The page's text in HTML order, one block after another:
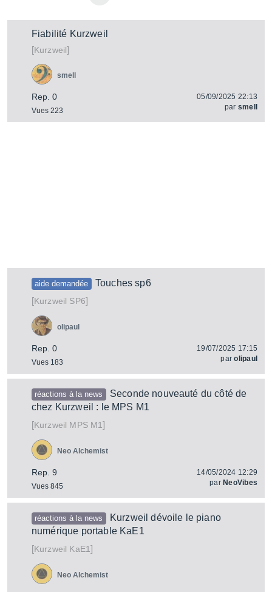
Fiabilité Kurzweil
[Kurzweil]
Rep. 0
Vues 223
smell
05/09/2025 22:13
par smell
aide demandée
Touches sp6
[Kurzweil SP6]
Rep. 0
Vues 183
olipaul
19/07/2025 17:15
parolipaul
réactions à la news
Seconde nouveauté du côté de
chez Kurzweil : le MPS M1
[Kurzweil MPS M1]
Rep. 9
Vues 845
Neo Alchemist
14/05/2024 12:29
par NeoVibes
réactions à la news
Kurzweil dévoile le piano
numérique portable KaE1
[Kurzweil KaE1]
Neo Alchemist